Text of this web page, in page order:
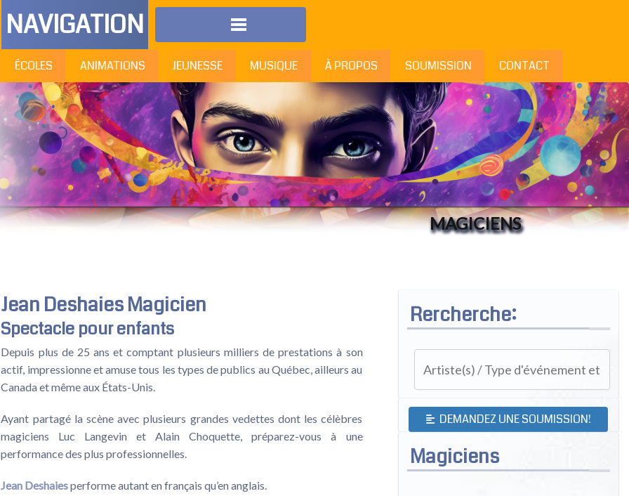
NAVIGATION
ÉCOLES ANIMATIONS JEUNESSE MUSIQUE À PROPOS SOUMISSION CONTACT
MAGICIENS
Jean Deshaies Magicien
Spectacle pour enfants
Depuis plus de 25 ans et comptant plusieurs milliers de prestations à son
actif, impressionne et amuse tous les types de publics au Québec, ailleurs au
Canada et même aux États-Unis.
Ayant partagé la scène avec plusieurs grandes vedettes dont les célèbres
magiciens Luc Langevin et Alain Choquette, préparez-vous à une
performance des plus professionnelles.
Jean Deshaiesperforme autant en français qu’en anglais.
Rercherche:
DEMANDEZ UNE SOUMISSION!
Magiciens